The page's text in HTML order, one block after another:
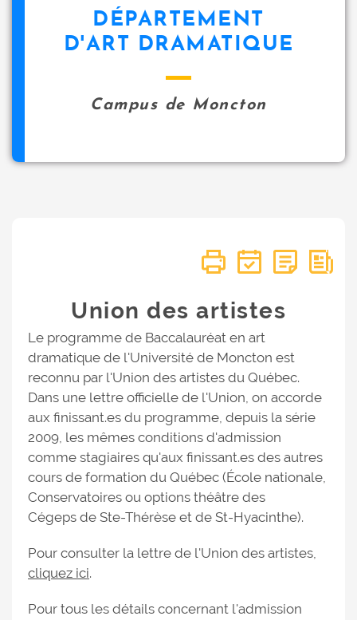
DÉPARTEMENT
D'ART DRAMATIQUE
Campus de Moncton
Union des artistes
Le programme de Baccalauréat en art
dramatique de l'Université de Moncton est
reconnu par l'Union des artistes du Québec.
Dans une lettre officielle de l'Union, on accorde
aux finissant.es du programme, depuis la série
2009, les mêmes conditions d'admission
comme stagiaires qu'aux finissant.es des autres
cours de formation du Québec (École nationale,
Conservatoires ou options théâtre des
Cégeps de Ste-Thérèse et de St-Hyacinthe).
Pour consulter la lettre de l'Union des artistes,
cliquez ici.
Pour tous les détails concernant l'admission